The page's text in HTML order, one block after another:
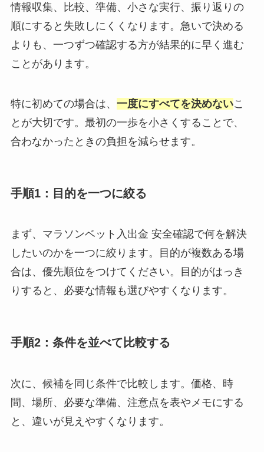
情報収集、比較、準備、小さな実行、振り返りの
順にすると失敗しにくくなります。急いで決める
よりも、一つずつ確認する方が結果的に早く進む
ことがあります。
特に初めての場合は、 一度にすべてを決めないこ
とが大切です。最初の一歩を小さくすることで、
合わなかったときの負担を減らせます。
手順1：目的を一つに絞る
まず、マラソンベット入出金 安全確認で何を解決
したいのかを一つに絞ります。目的が複数ある場
合は、優先順位をつけてください。目的がはっき
りすると、必要な情報も選びやすくなります。
手順2：条件を並べて比較する
次に、候補を同じ条件で比較します。価格、時
間、場所、必要な準備、注意点を表やメモにする
と、違いが見えやすくなります。